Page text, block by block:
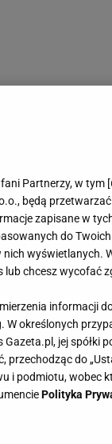
Partnerzy, w tym [
będą
zapisane w
do
wyświetlanych.
chcesz wycofać
informacji
W określonych
jej spółki
przechodząc do
i podmiotu, wobec
Polityka